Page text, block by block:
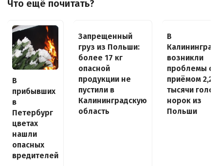
Что ещё почитать?
В
прибывших
в
Петербург
цветах
нашли
опасных
вредителей
Запрещенный
груз из Польши:
более 17 кг
опасной
продукции не
пустили в
Калининградскую
область
В
возникли
проблемы с
приёмом 2,2
тысячи голов
норок из
Польши